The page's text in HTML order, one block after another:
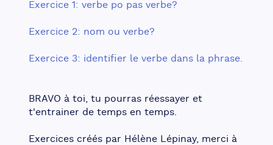
Exercice 1: verbe po pas verbe?
Exercice 2: nom ou verbe?
Exercice 3: identifier le verbe dans la phrase.
BRAVO à toi, tu pourras réessayer et
t'entrainer de temps en temps.
Exercices créés par Hélène Lépinay, merci à